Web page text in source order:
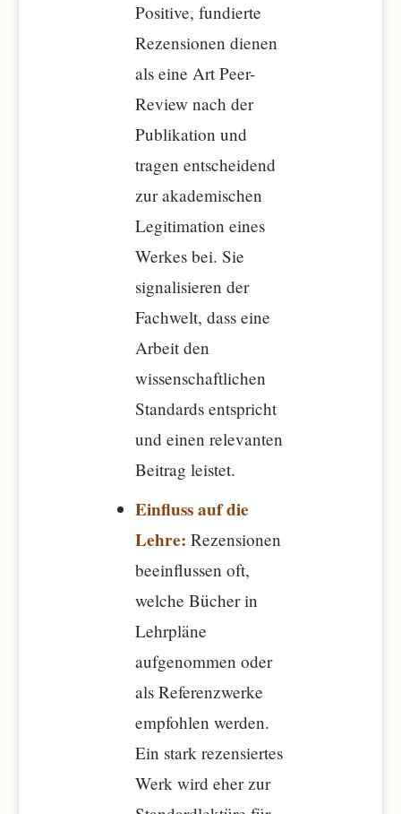
Positive, fundierte
Rezensionen dienen
als eine Art Peer-
Review nach der
Publikation und
tragen entscheidend
zur akademischen
Legitimation eines
Werkes bei. Sie
signalisieren der
Fachwelt, dass eine
Arbeit den
wissenschaftlichen
Standards entspricht
und einen relevanten
Beitrag leistet.
Einfluss auf die
Lehre: Rezensionen
beeinflussen oft,
welche Bücher in
Lehrpläne
aufgenommen oder
als Referenzwerke
empfohlen werden.
Ein stark rezensiertes
Werk wird eher zur